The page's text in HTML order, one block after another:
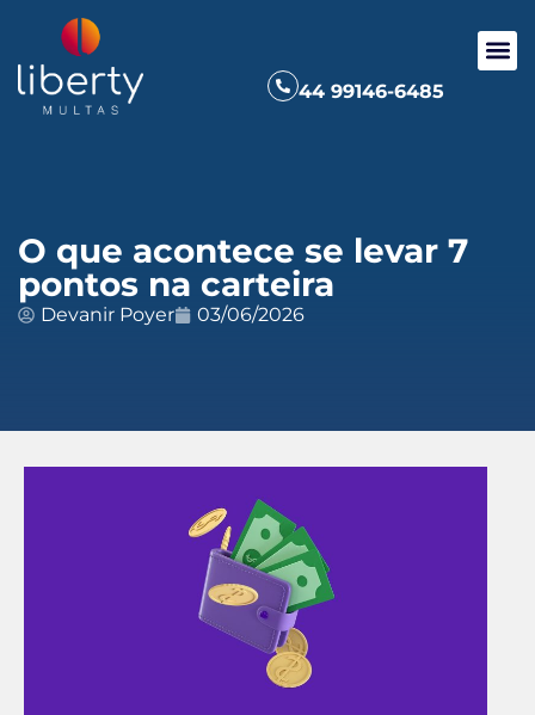
44 99146-6485
O que acontece se levar 7
pontos na carteira
Devanir Poyer 03/06/2026